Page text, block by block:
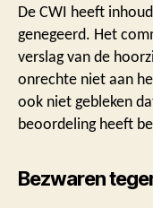
De CWI heeft
genegeerd. Het
verslag van de
onrechte niet aan
ook niet gebleken
beoordeling heeft
Bezwaren